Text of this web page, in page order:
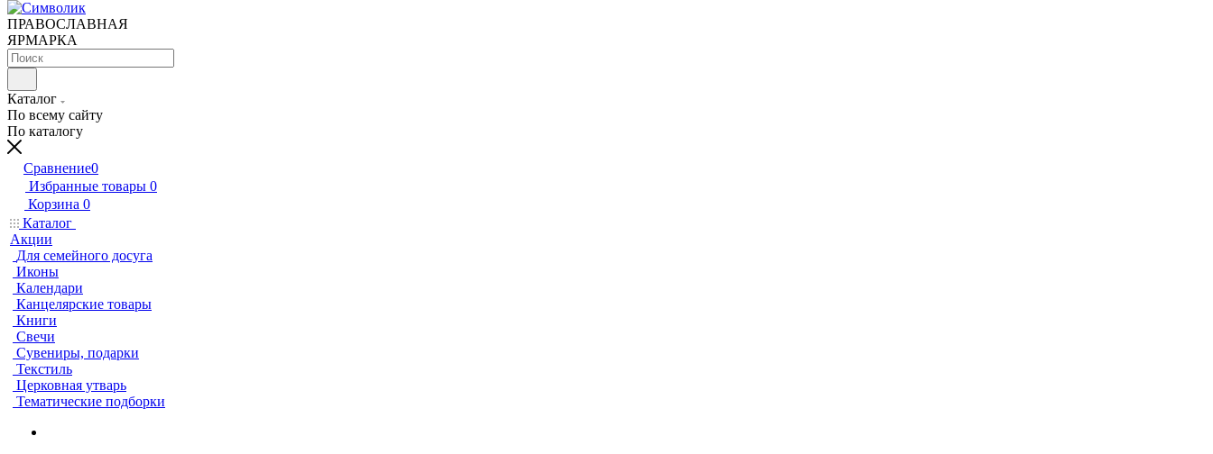
ПРАВОСЛАВНАЯ
ЯРМАРКА
Каталог
По всему сайту
По каталогу
Сравнение0
Избранные товары 0
Корзина 0
Каталог
Акции
Для семейного досуга
Иконы
Календари
Канцелярские товары
Книги
Свечи
Сувениры, подарки
Текстиль
Церковная утварь
Тематические подборки